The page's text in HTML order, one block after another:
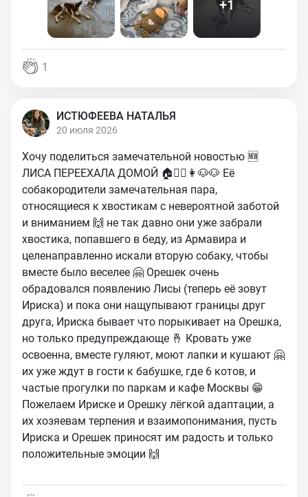
+1
1
ИСТЮФЕЕВА НАТАЛЬЯ
20 июля 2026
Хочу поделиться замечательной новостью 🆕
ЛИСА ПЕРЕЕХАЛА ДОМОЙ 🏠🧔‍♂️👩🐶🐶 Её
собакородители замечательная пара,
относящиеся к хвостикам с невероятной заботой
и вниманием 🙌 не так давно они уже забрали
хвостика, попавшего в беду, из Армавира и
целенаправленно искали вторую собаку, чтобы
вместе было веселее 🤗 Орешек очень
обрадовался появлению Лисы (теперь её зовут
Ириска) и пока они нащупывают границы друг
друга, Ириска бывает что порыкивает на Орешка,
но только предупреждающе 🤞 Кровать уже
освоенна, вместе гуляют, моют лапки и кушают 🤗
их уже ждут в гости к бабушке, где 6 котов, и
частые прогулки по паркам и кафе Москвы 😁
Пожелаем Ириске и Орешку лёгкой адаптации, а
их хозяевам терпения и взаимопонимания, пусть
Ириска и Орешек приносят им радость и только
положительные эмоции 🙌